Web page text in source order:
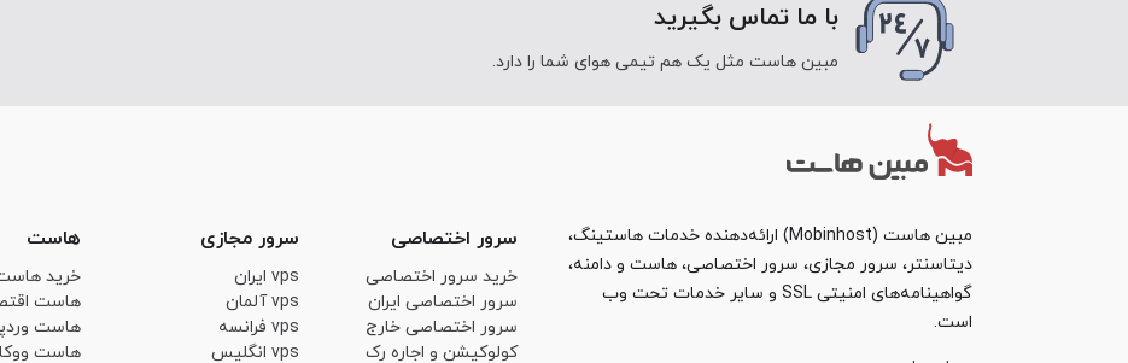
با ما تماس بگیرید
مبین هاست مثل یک هم تیمی هوای شما را دارد.
مبین هاست (Mobinhost) ارائه‌دهنده خدمات هاستینگ،
دیتاسنتر، سرور مجازی، سرور اختصاصی، هاست و دامنه،
گواهینامه‌های امنیتی SSL و سایر خدمات تحت وب
است.
سرور اختصاصی
خرید سرور اختصاصی
سرور اختصاصی ایران
سرور اختصاصی خارج
کولوکیشن و اجاره رک
سرور مجازی
vps ایران
vps آلمان
vps فرانسه
vps انگلیس
هاست
خرید
هاست
هاست
هاست